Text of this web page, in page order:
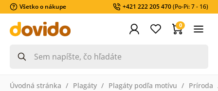
Všetko o nákupe +421 222 205 470(Po-Pi: 7 - 16)
0
Úvodná stránka Plagáty Plagáty podľa motívu Príroda